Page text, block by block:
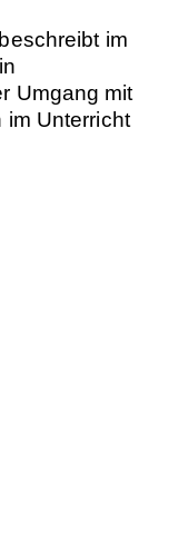
im
Umgang mit
im Unterricht